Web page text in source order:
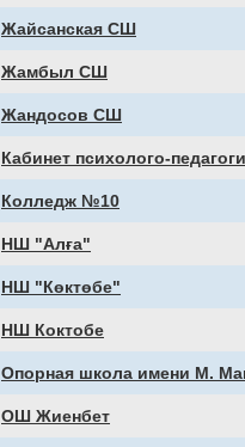
Жайсанская СШ
Жамбыл СШ
Жандосов СШ
Кабинет психолого-
Колледж №10
НШ "Алға"
НШ "Көктөбе"
НШ Коктобе
Опорная школа имени М.
ОШ Жиенбет